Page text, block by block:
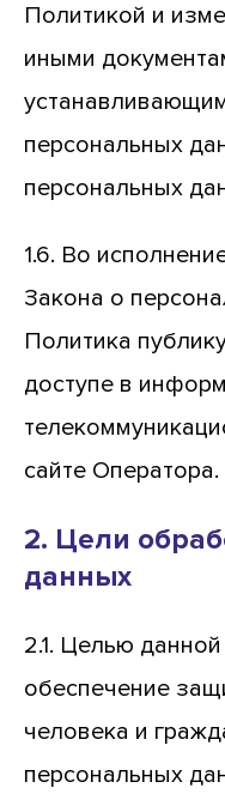
Политикой и
иными
персональных
персональных
1.6. Во
Закона о
Политика
доступе в
сайте Оператора.
2. Цели
данных
2.1. Целью
обеспечение
человека и
персональных